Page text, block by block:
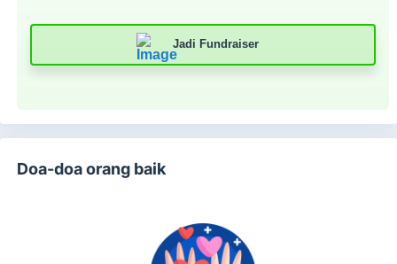
Jadi Fundraiser
Doa-doa orang baik